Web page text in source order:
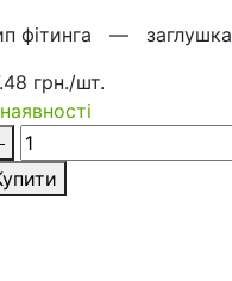
фітинга — заглушка
грн./шт.